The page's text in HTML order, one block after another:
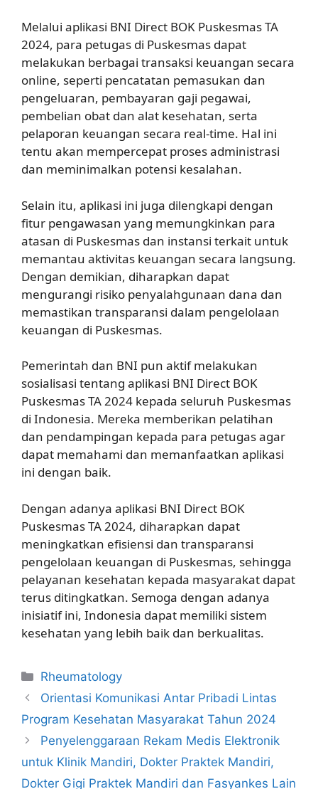
Melalui aplikasi BNI Direct BOK Puskesmas TA
2024, para petugas di Puskesmas dapat
melakukan berbagai transaksi keuangan secara
online, seperti pencatatan pemasukan dan
pengeluaran, pembayaran gaji pegawai,
pembelian obat dan alat kesehatan, serta
pelaporan keuangan secara real-time. Hal ini
tentu akan mempercepat proses administrasi
dan meminimalkan potensi kesalahan.
Selain itu, aplikasi ini juga dilengkapi dengan
fitur pengawasan yang memungkinkan para
atasan di Puskesmas dan instansi terkait untuk
memantau aktivitas keuangan secara langsung.
Dengan demikian, diharapkan dapat
mengurangi risiko penyalahgunaan dana dan
memastikan transparansi dalam pengelolaan
keuangan di Puskesmas.
Pemerintah dan BNI pun aktif melakukan
sosialisasi tentang aplikasi BNI Direct BOK
Puskesmas TA 2024 kepada seluruh Puskesmas
di Indonesia. Mereka memberikan pelatihan
dan pendampingan kepada para petugas agar
dapat memahami dan memanfaatkan aplikasi
ini dengan baik.
Dengan adanya aplikasi BNI Direct BOK
Puskesmas TA 2024, diharapkan dapat
meningkatkan efisiensi dan transparansi
pengelolaan keuangan di Puskesmas, sehingga
pelayanan kesehatan kepada masyarakat dapat
terus ditingkatkan. Semoga dengan adanya
inisiatif ini, Indonesia dapat memiliki sistem
kesehatan yang lebih baik dan berkualitas.
Kategori
Rheumatology
Orientasi Komunikasi Antar Pribadi Lintas
Program Kesehatan Masyarakat Tahun 2024
Penyelenggaraan Rekam Medis Elektronik
untuk Klinik Mandiri, Dokter Praktek Mandiri,
Dokter Gigi Praktek Mandiri dan Fasyankes Lain